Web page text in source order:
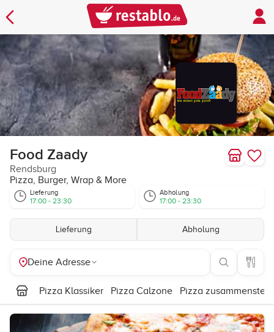
Food Zaady
Rendsburg
Pizza, Burger, Wrap & More
Lieferung
17:00 - 23:30
Abholung
17:00 - 23:30
Lieferung Abholung
Deine Adresse
Pizza Klassiker Pizza Calzone Pizza